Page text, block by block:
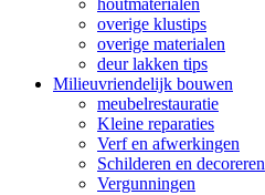
houtmaterialen
overige klustips
overige materialen
deur lakken tips
Milieuvriendelijk bouwen
meubelrestauratie
Kleine reparaties
Verf en afwerkingen
Schilderen en decoreren
Vergunningen